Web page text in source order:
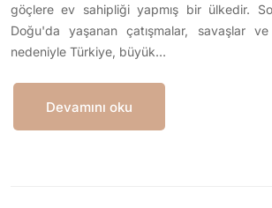
göçlere ev sahipliği yapmış bir ülkedir.
Doğu'da yaşanan çatışmalar, savaşlar ve
nedeniyle Türkiye, büyük…
Devamını oku